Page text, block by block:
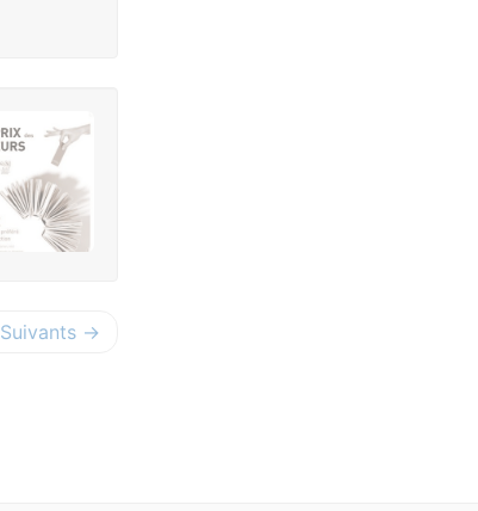
Suivants →